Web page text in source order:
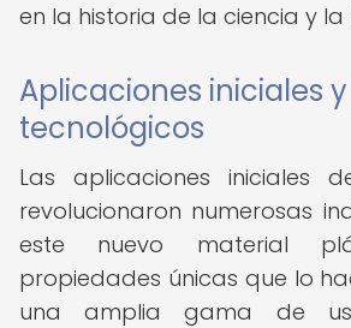
en la historia de la ciencia y
Aplicaciones iniciales
tecnológicos
Las aplicaciones iniciales
revolucionaron numerosas
este nuevo material
propiedades únicas que lo
una amplia gama de